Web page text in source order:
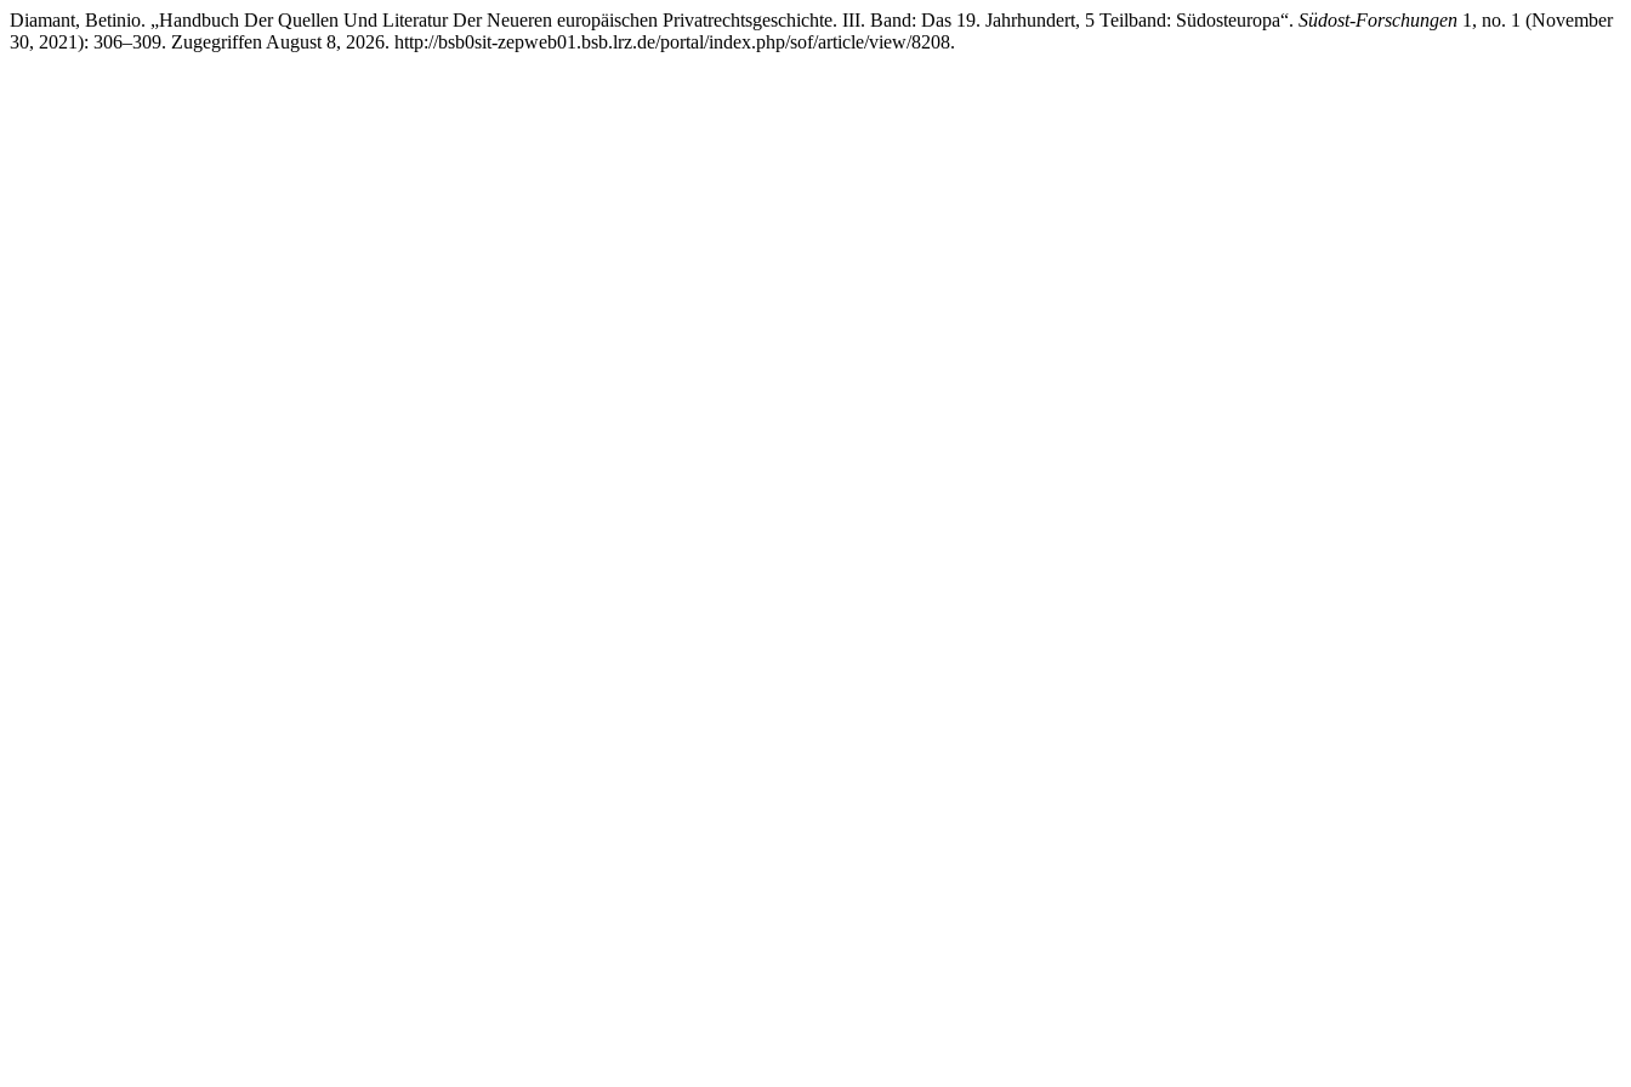
Diamant, Betinio. „Handbuch Der Quellen Und Literatur Der Neueren europäischen Privatrechtsgeschichte. III. Band: Das 19. Jahrhundert, 5 Teilband: Südosteuropa“. Südost-Forschungen 1, no. 1 (November
30, 2021): 306–309. Zugegriffen August 8, 2026. http://bsb0sit-zepweb01.bsb.lrz.de/portal/index.php/sof/article/view/8208.